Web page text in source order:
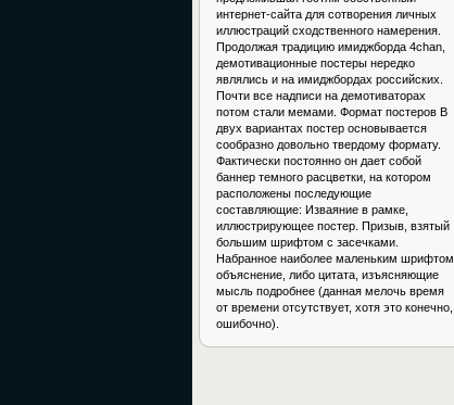
интернет-сайта для сотворения личных
иллюстраций сходственного намерения.
Продолжая традицию имиджборда 4chan,
демотивационные постеры нередко
являлись и на имиджбордах российских.
Почти все надписи на демотиваторах
потом стали мемами. Формат постеров В
двух вариантах постер основывается
сообразно довольно твердому формату.
Фактически постоянно он дает собой
баннер темного расцветки, на котором
расположены последующие
составляющие: Изваяние в рамке,
иллюстрирующее постер. Призыв, взятый
большим шрифтом с засечками.
Набранное наиболее маленьким шрифтом
объяснение, либо цитата, изъясняющие
мысль подробнее (данная мелочь время
от времени отсутствует, хотя это конечно,
ошибочно).